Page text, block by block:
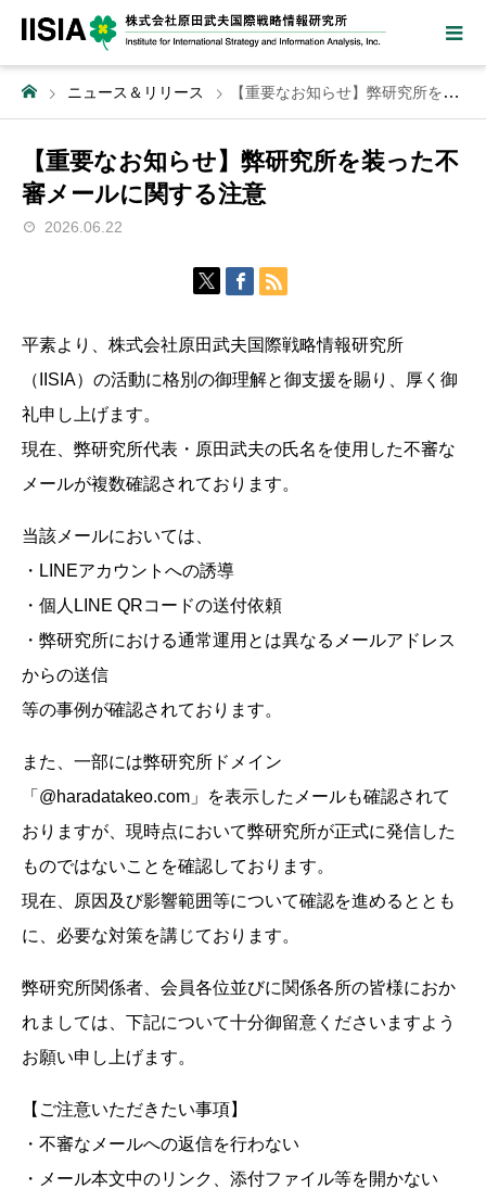
ニュース＆リリース 【重要なお知らせ】弊研究所を装った不審メールに関する注意
【重要なお知らせ】弊研究所を装った不
審メールに関する注意
2026.06.22
平素より、株式会社原田武夫国際戦略情報研究所
（IISIA）の活動に格別の御理解と御支援を賜り、厚く御
礼申し上げます。
現在、弊研究所代表・原田武夫の氏名を使用した不審な
メールが複数確認されております。
当該メールにおいては、
・LINEアカウントへの誘導
・個人LINE QRコードの送付依頼
・弊研究所における通常運用とは異なるメールアドレス
からの送信
等の事例が確認されております。
また、一部には弊研究所ドメイン
「@haradatakeo.com」を表示したメールも確認されて
おりますが、現時点において弊研究所が正式に発信した
ものではないことを確認しております。
現在、原因及び影響範囲等について確認を進めるととも
に、必要な対策を講じております。
弊研究所関係者、会員各位並びに関係各所の皆様におか
れましては、下記について十分御留意くださいますよう
お願い申し上げます。
【ご注意いただきたい事項】
・不審なメールへの返信を行わない
・メール本文中のリンク、添付ファイル等を開かない